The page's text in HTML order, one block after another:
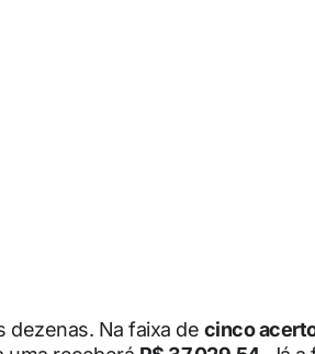
dezenas. Na faixa de cinco